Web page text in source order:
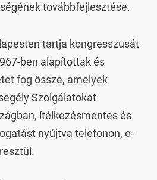
továbbfejlesztése.
tartja kongresszusát
ben alapítottak és
fog össze, amelyek
Szolgálatokat
ítélkezésmentes és
nyújtva telefonon, e-